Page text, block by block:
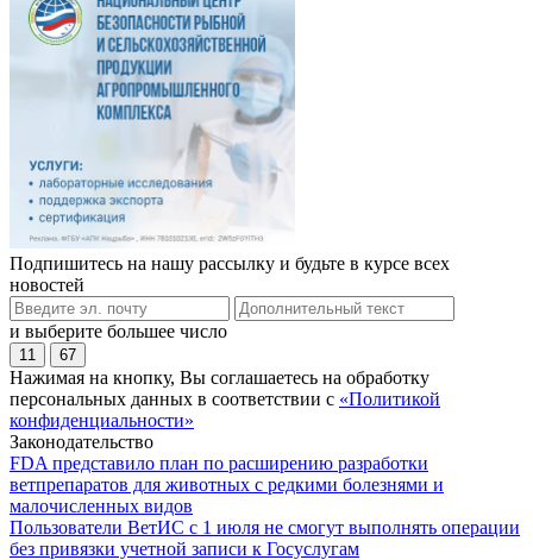
Подпишитесь на нашу рассылку и будьте в курсе всех
новостей
и выберите большее число
11 67
Нажимая на кнопку, Вы соглашаетесь на обработку
персональных данных в соответствии с «Политикой
конфиденциальности»
Законодательство
FDA представило план по расширению разработки
ветпрепаратов для животных с редкими болезнями и
малочисленных видов
Пользователи ВетИС с 1 июля не смогут выполнять операции
без привязки учетной записи к Госуслугам